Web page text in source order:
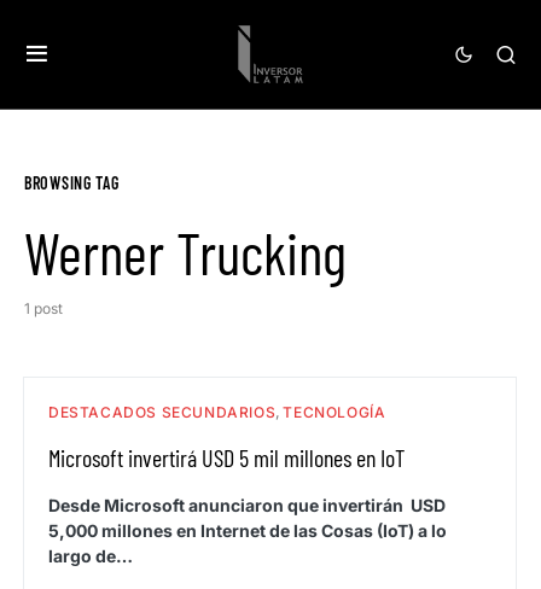
BROWSING TAG
Werner Trucking
1 post
DESTACADOS SECUNDARIOS TECNOLOGÍA
Microsoft invertirá USD 5 mil millones en IoT
Desde Microsoft anunciaron que invertirán USD
5,000 millones en Internet de las Cosas (IoT) a lo
largo de…